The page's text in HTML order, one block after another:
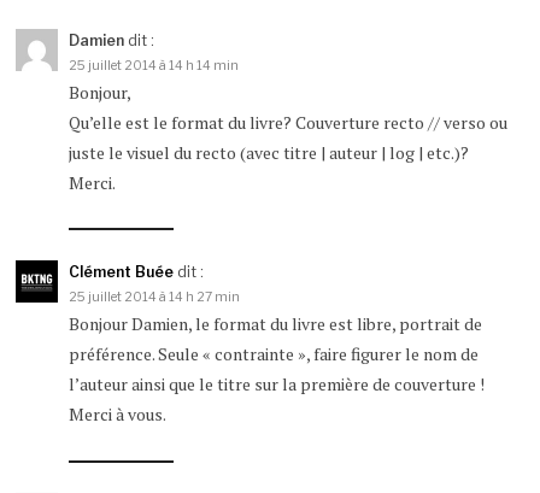
Damien dit :
25 juillet 2014 à 14 h 14 min
Bonjour,
Qu’elle est le format du livre? Couverture recto // verso ou
juste le visuel du recto (avec titre | auteur | log | etc.)?
Merci.
Clément Buée dit :
25 juillet 2014 à 14 h 27 min
Bonjour Damien, le format du livre est libre, portrait de
préférence. Seule « contrainte », faire figurer le nom de
l’auteur ainsi que le titre sur la première de couverture !
Merci à vous.